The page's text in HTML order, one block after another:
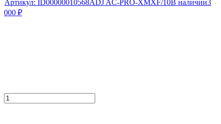
Артикул: ID00000010568ADJ AC-PRO-XMXF/10В наличии3
000 ₽